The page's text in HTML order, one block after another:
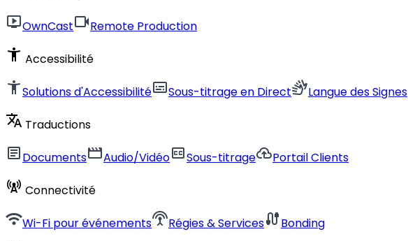
live_tvOwnCastvideocamRemote Production
accessibility_new Accessibilité
accessibility_newSolutions d'AccessibilitésubtitlesSous-titrage en Directsign_languageLangue des Signes
translate Traductions
articleDocumentsmovieAudio/Vidéoclosed_captionSous-titragecloud_uploadPortail Clients
cell_tower Connectivité
wifiWi-Fi pour événementssettings_input_antennaRégies & ServicescableBonding